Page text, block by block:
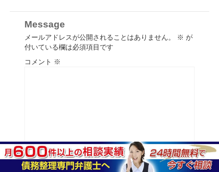
Message
メールアドレスが公開されることはありません。 ※ が
付いている欄は必須項目です
コメント ※
名前